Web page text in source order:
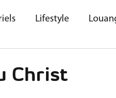
Lifestyle
Christ